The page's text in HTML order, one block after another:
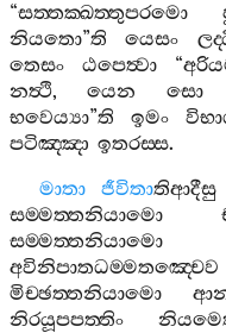
“සත‍්තක‍්ඛත‍්තුපරමො
නියතො”ති යෙසං
තෙසං
ඨපෙත්‍වා“
නත්‍ථි,යෙන සො
භවෙය්‍යා”ති ඉමං
පටිඤ‍්ඤා ඉතරස‍්ස.
මාතා
ජීවිතාතිආදීසු
සම‍්මත‍්තනියාමො
සම‍්මත‍්තනියාමො
අවිනිපාතධම‍්මතඤ‍්චෙව
මිච‍්ඡත‍්තනියාමො
නිරයූපපත‍්තිං